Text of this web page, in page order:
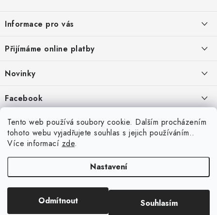
Tento web používá soubory cookie. Dalším procházením
tohoto webu vyjadřujete souhlas s jejich používáním..
Více informací zde.
Nastavení
Odmítnout Souhlasím
p
a
Informace pro vás
Ochrana osobních údajů
Hodnocení obchodu
Doprava a platba
Vrácení zboží a reklamace
Přijímáme online platby
Novinky
11.9.2022
Nová skla pro vaši ochranu
22.8.2020
Designové kryty pro Xiaomi
Facebook
Heureka Recenze obchodu
. Všechna práva vyhrazena.Upravit nastavení